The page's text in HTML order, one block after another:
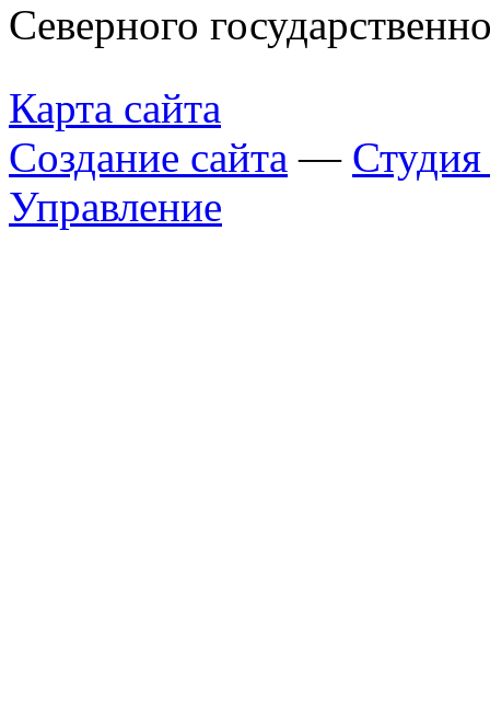
Северного
Карта сайта
Создание сайта —
Управление